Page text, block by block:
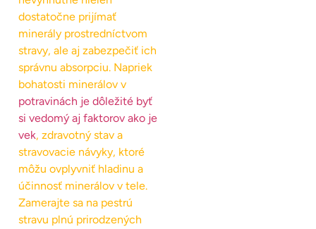
dostatočne prijímať
minerály prostredníctvom
stravy, ale aj zabezpečiť ich
správnu absorpciu. Napriek
bohatosti minerálov v
potravinách je dôležité byť
si vedomý aj faktorov ako je
vek, zdravotný stav a
stravovacie návyky, ktoré
môžu ovplyvniť hladinu a
účinnosť minerálov v tele.
Zamerajte sa na pestrú
stravu plnú prirodzených